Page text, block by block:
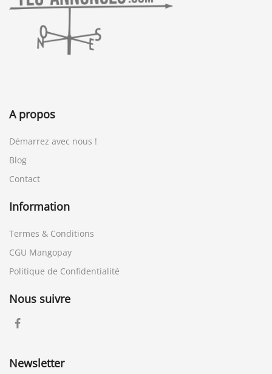
A propos
Démarrez avec nous !
Blog
Contact
Information
Termes & Conditions
CGU Mangopay
Politique de Confidentialité
Nous suivre
Newsletter